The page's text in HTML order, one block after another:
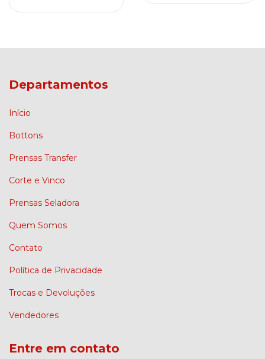
Departamentos
Início
Bottons
Prensas Transfer
Corte e Vinco
Prensas Seladora
Quem Somos
Contato
Política de Privacidade
Trocas e Devoluções
Vendedores
Entre em contato